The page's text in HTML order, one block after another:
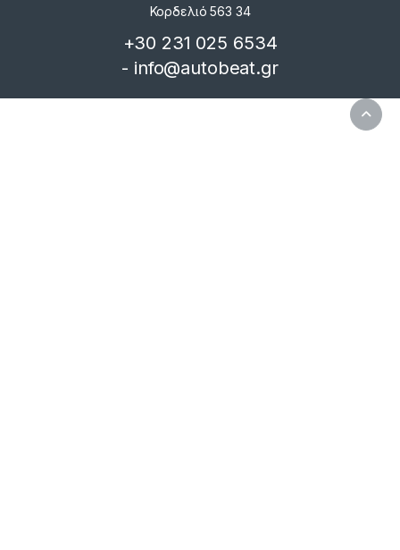
Κορδελιό 563 34
+30 231 025 6534
- info@autobeat.gr